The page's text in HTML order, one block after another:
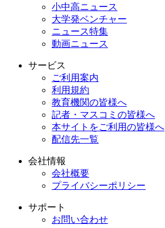
小中高ニュース
大学発ベンチャー
ニュース特集
動画ニュース
サービス
ご利用案内
利用規約
教育機関の皆様へ
記者・マスコミの皆様へ
本サイトをご利用の皆様へ
配信先一覧
会社情報
会社概要
プライバシーポリシー
サポート
お問い合わせ